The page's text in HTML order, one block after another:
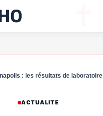
: les résultats de laboratoire
ACTUALITE